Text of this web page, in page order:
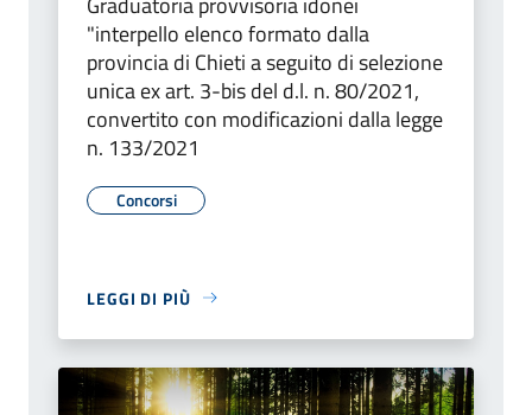
"interpello elenco formato dalla
provincia di Chieti a seguito di selezione
unica ex art. 3-bis del d.l. n. 80/2021,
convertito con modificazioni dalla legge
n. 133/2021
Concorsi
LEGGI DI PIÙ